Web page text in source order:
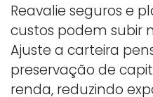
Reavalie seguros e
custos podem subir
Ajuste a carteira
preservação de
renda, reduzindo